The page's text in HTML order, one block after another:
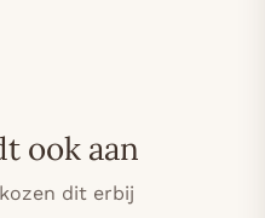
ook aan
dit erbij